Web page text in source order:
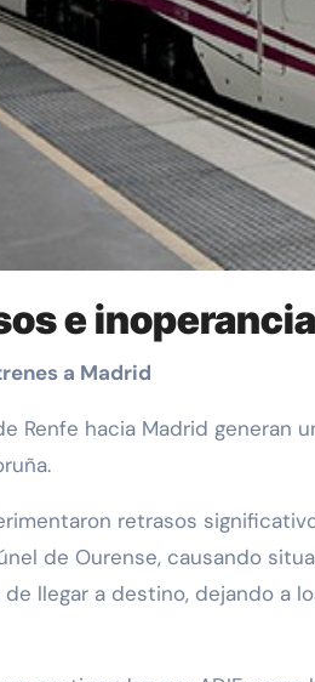
e
a Madrid
Renfe hacia Madrid generan
retrasos
de Ourense, causando
llegar a destino, dejando a